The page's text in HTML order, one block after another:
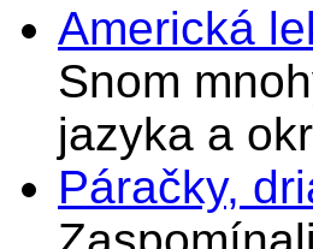
Americká
Snom
jazyka a
Páračky,